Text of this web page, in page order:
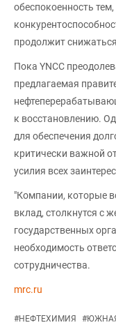
обеспокоенность
продолжит
Пока YNCC
предлагаемая
к восстановлению.
для обеспечения
критически важной
усилия всех
"Компании, которые
вклад, столкнутся с
государственных
необходимость
сотрудничества.
mrc.ru
#НЕФТЕХИМИЯ #